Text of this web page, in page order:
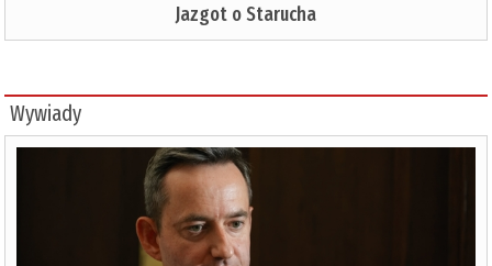
Jazgot o Starucha
Wywiady